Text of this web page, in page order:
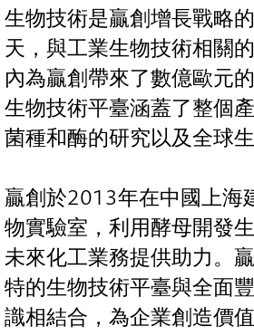
生物技術是贏創增長戰略
天，與工業生物技術相關
內為贏創帶來了數億歐元
生物技術平臺涵蓋了整個
菌種和酶的研究以及全球生
贏創於2013年在中國上海
物實驗室，利用酵母開發
未來化工業務提供助力。
特的生物技術平臺與全面
識相結合，為企業創造價